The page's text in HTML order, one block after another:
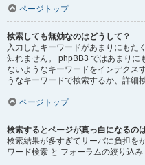
ページトップ
検索しても無効なのはどうして？
入力したキーワードがあまりにもた
知れません。 phpBB3 ではあまりに
ないようなキーワードをインデクス
うなキーワードで検索するか、詳細
ページトップ
検索するとページが真っ白になるの
検索結果が多すぎてサーバに負担を
ワード検索 と フォーラムの絞り込み